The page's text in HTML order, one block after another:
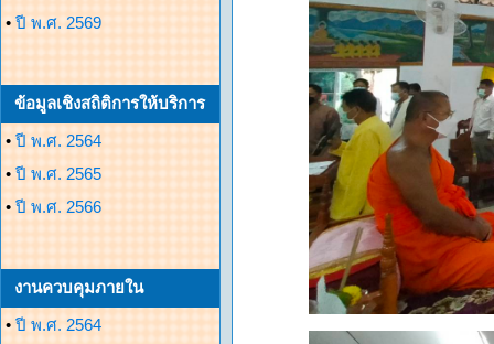
• ปี พ.ศ. 2569
ข้อมูลเชิงสถิติการให้บริการ
• ปี พ.ศ. 2564
• ปี พ.ศ. 2565
• ปี พ.ศ. 2566
งานควบคุมภายใน
• ปี พ.ศ. 2564